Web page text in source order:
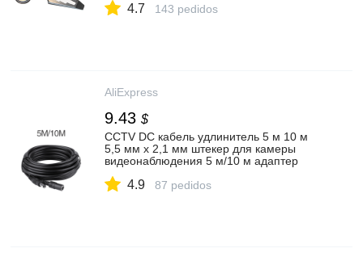
бутылок комбинированный
4.7 143 pedidos
AliExpress
9.43 $
CCTV DC кабель удлинитель 5 м 10 м
5,5 мм x 2,1 мм штекер для камеры
видеонаблюдения 5 м/10 м адаптер
АлиЭкспресс
4.9 87 pedidos